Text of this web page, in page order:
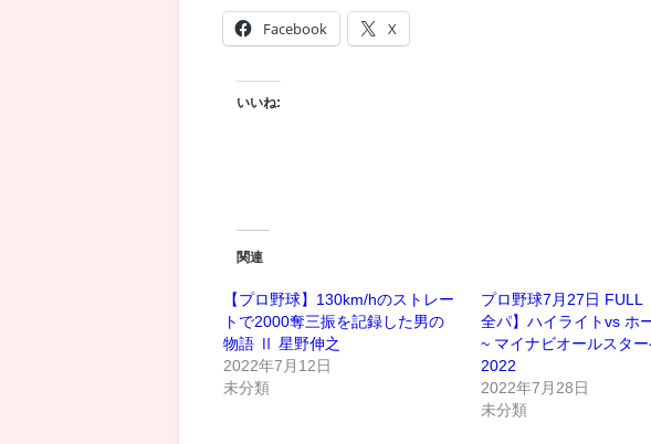
Facebook X
いいね:
関連
【プロ野球】130km/hのストレー
トで2000奪三振を記録した男の
物語 Ⅱ 星野伸之
2022年7月12日
未分類
プロ野球7月27日 FULL
全パ】ハイライトvs ホ
~ マイナビオールスタ
2022
2022年7月28日
未分類